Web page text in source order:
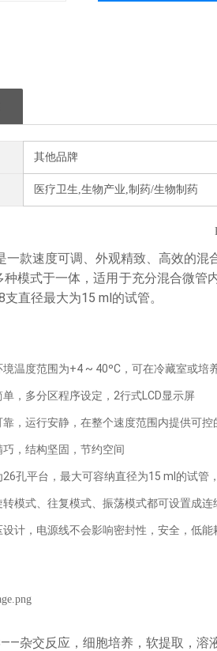
其他品牌
医疗卫生,生物产业,制药/生物制药
一款速度可调、外观精致、高效的
种模式于一体，适用于充分混合微
直径最大为15 ml的试管。
境温度范围为+4 ~ 40ºC，可在冷藏室或培
单，多分区程序设定，2行式LCD显示屏
靠，运行安静，在整个速度范围内提供可
巧，结构坚固，节约空间
26孔平台，最大可容纳直径为15 ml的试管
转模式、往复模式、振荡模式都可设置成
设计，电源线不会影响密封性，安全，低能
杂交反应，细胞培养，软提取，溶